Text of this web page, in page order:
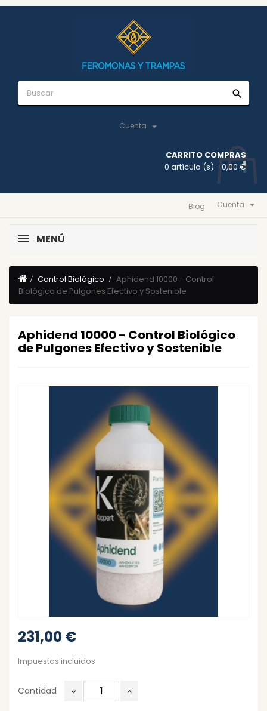
search
Cuenta 
CARRITO COMPRAS
0 artículo (s) - 0,00 €
Cuenta 
Blog
MENÚ
Control Biológico
Aphidend 10000 - Control
Biológico de Pulgones Efectivo y Sostenible
Aphidend 10000 - Control Biológico
de Pulgones Efectivo y Sostenible
231,00 €
Impuestos incluidos
Cantidad